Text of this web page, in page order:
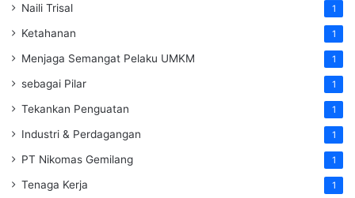
Naili Trisal 1
Ketahanan 1
Menjaga Semangat Pelaku UMKM 1
sebagai Pilar 1
Tekankan Penguatan 1
Industri & Perdagangan 1
PT Nikomas Gemilang 1
Tenaga Kerja 1